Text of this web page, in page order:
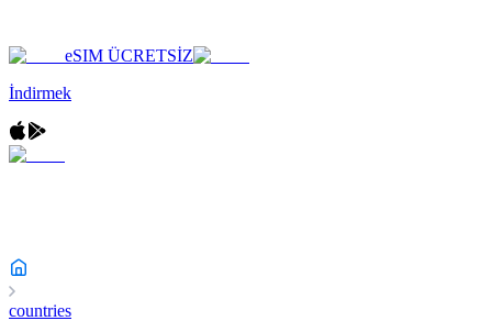
eSIM ÜCRETSİZ
İndirmek
countries